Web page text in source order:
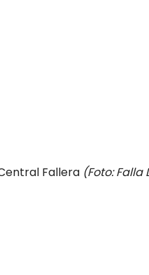
Fallera (Foto: